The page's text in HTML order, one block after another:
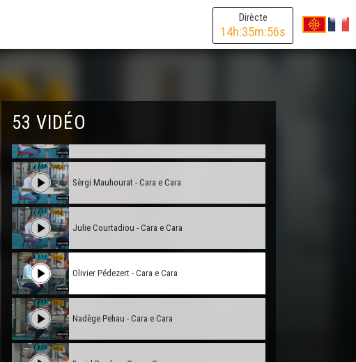
Dirècte
14h:35m:56s
53 VIDÉO
Pierre Salles - Cara e Cara
Sèrgi Mauhourat - Cara e Cara
Julie Courtadiou - Cara e Cara
Olivier Pédezert - Cara e Cara
Nadège Pehau - Cara e Cara